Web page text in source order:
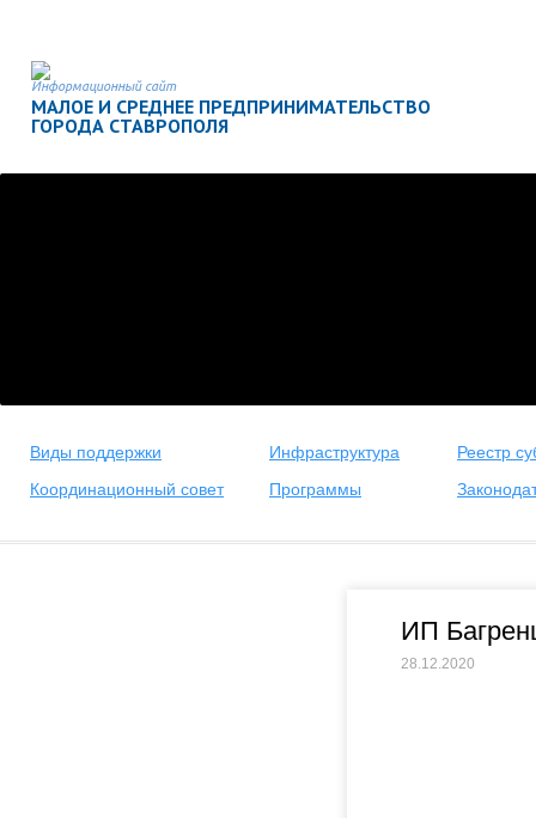
Информационный сайт
МАЛОЕ И СРЕДНЕЕ ПРЕДПРИНИМАТЕЛЬСТВО
ГОРОДА СТАВРОПОЛЯ
Виды поддержки Инфраструктура
Реестр
Координационный совет
Программы
ИП
28.12.2020